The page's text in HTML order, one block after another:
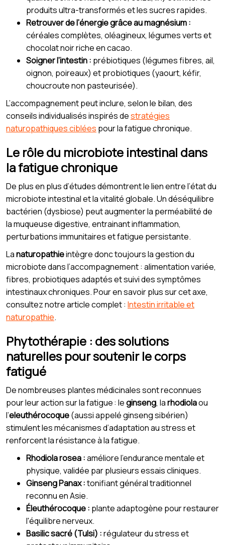
produits ultra-transformés et les sucres rapides.
Retrouver de l’énergie grâce au magnésium :
céréales complètes, oléagineux, légumes verts et
chocolat noir riche en cacao.
Soigner l’intestin : prébiotiques (légumes fibres, ail,
oignon, poireaux) et probiotiques (yaourt, kéfir,
choucroute non pasteurisée).
L’accompagnement peut inclure, selon le bilan, des
conseils individualisés inspirés destratégies
naturopathiques ciblées pour la fatigue chronique.
Le rôle du microbiote intestinal dans
la fatigue chronique
De plus en plus d’études démontrent le lien entre l’état du
microbiote intestinal et la vitalité globale. Un déséquilibre
bactérien (dysbiose) peut augmenter la perméabilité de
la muqueuse digestive, entrainant inflammation,
perturbations immunitaires et fatigue persistante.
Lanaturopathieintègre donc toujours la gestion du
microbiote dans l’accompagnement : alimentation variée,
fibres, probiotiques adaptés et suivi des symptômes
intestinaux chroniques. Pour en savoir plus sur cet axe,
consultez notre article complet : Intestin irritable et
naturopathie.
Phytothérapie : des solutions
naturelles pour soutenir le corps
fatigué
De nombreuses plantes médicinales sont reconnues
pour leur action sur la fatigue : leginseng, larhodiolaou
l’eleuthérocoque(aussi appelé ginseng sibérien)
stimulent les mécanismes d’adaptation au stress et
renforcent la résistance à la fatigue.
Rhodiola rosea :améliore l’endurance mentale et
physique, validée par plusieurs essais cliniques.
Ginseng Panax :tonifiant général traditionnel
reconnu en Asie.
Éleuthérocoque : plante adaptogène pour restaurer
l'équilibre nerveux.
Basilic sacré (Tulsi) :régulateur du stress et